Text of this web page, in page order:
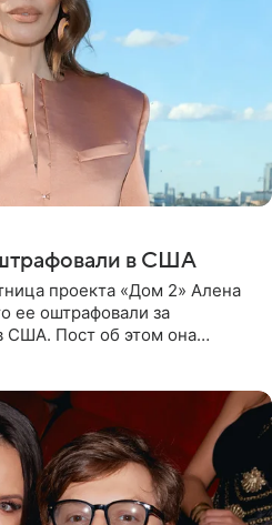
в США
проекта «Дом 2» Алена
ее оштрафовали за
США. Пост об этом она